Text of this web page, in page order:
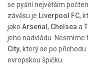
se pyšní největším
závěsu je Liverpool FC,
jako Arsenal , Chelsea a
jeho nadvládu.
City, který se po
evropskou špičku.